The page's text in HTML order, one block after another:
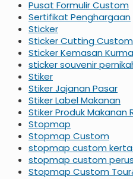
Pusat Formulir Custom
Sertifikat Penghargaan
Sticker
Sticker Cutting Custom
Sticker Kemasan Kurma
sticker souvenir
Stiker
Stiker Jajanan Pasar
Stiker Label Makanan
Stiker Produk Makanan
Stopmap
Stopmap Custom
stopmap custom
stopmap custom
Stopmap Custom